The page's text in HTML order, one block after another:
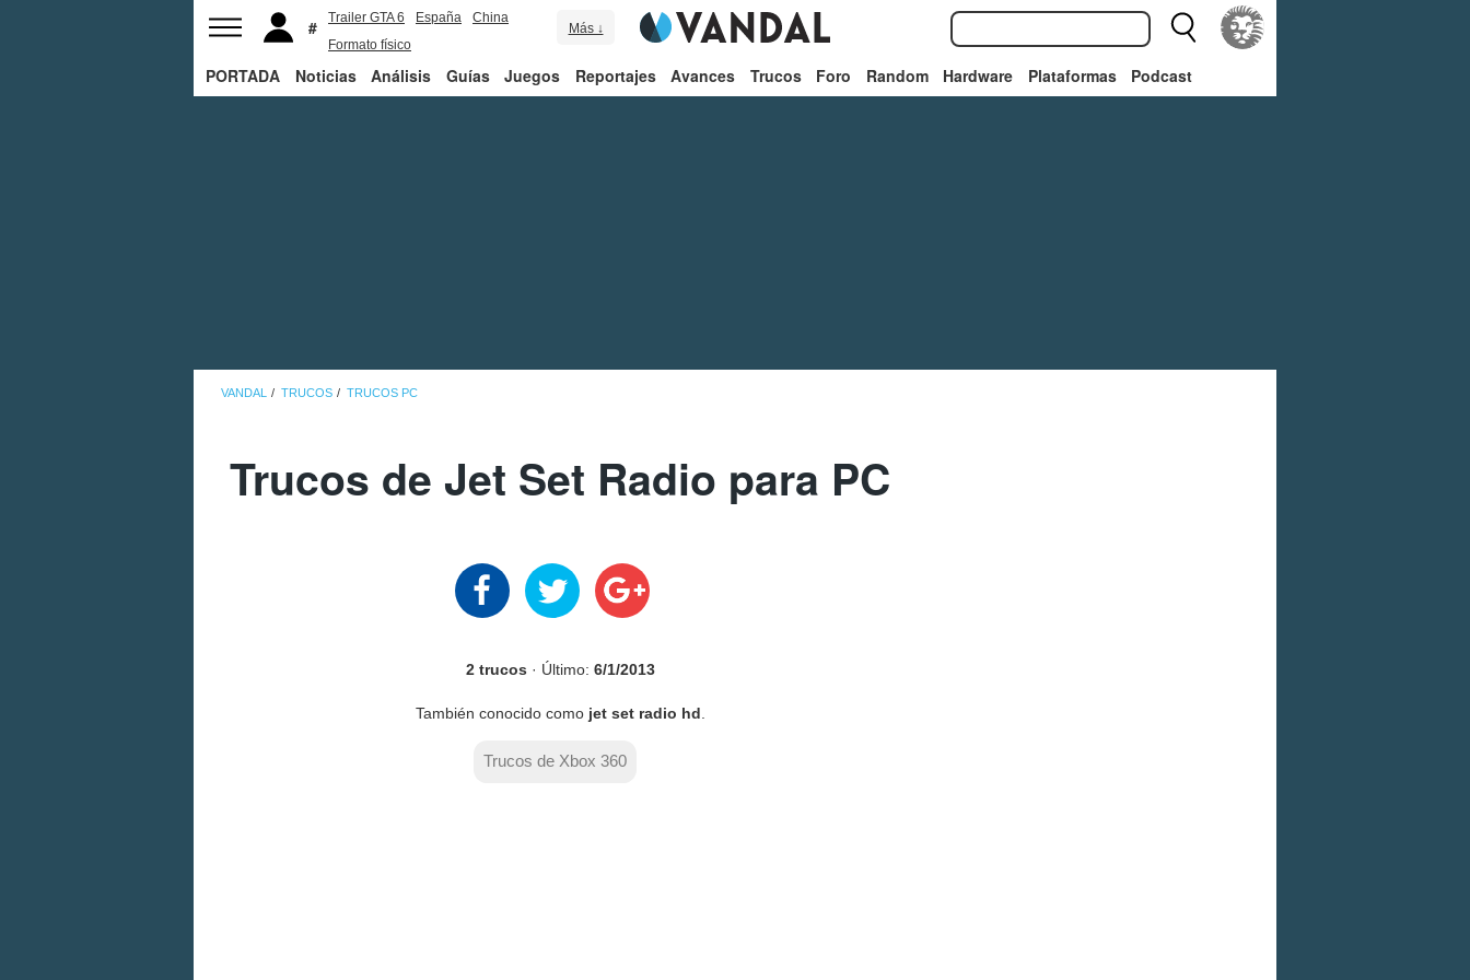
Trailer GTA 6 España
China
Formato físico
Más ↓
PORTADA Noticias Análisis Guías Juegos Reportajes Avances Trucos Foro Random Hardware Plataformas Podcast
VANDAL TRUCOS TRUCOS PC
Trucos de Jet Set Radio para PC
2 trucos · Último: 6/1/2013
También conocido como jet set radio hd
Trucos de Xbox 360